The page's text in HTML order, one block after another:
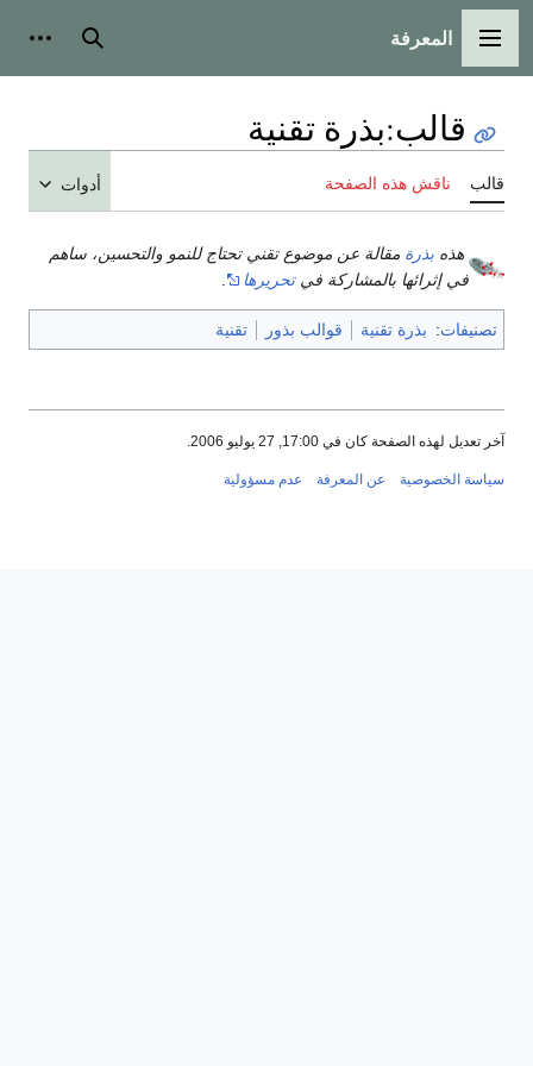
القائمة الرئيسية
المعرفة بحث
قالب:بذرة تقنية
قالب ناقش هذه الصفحة أدوات
هذه بذرة مقالة عن موضوع تقني تحتاج للنمو والتحسين، ساهم
في إثرائها بالمشاركة فيتحريرها
تصنيفات: بذرة تقنية قوالب بذور تقنية
آخر تعديل لهذه الصفحة كان في 17:00, 27 يوليو 2006.
سياسة الخصوصية عن المعرفة عدم مسؤولية